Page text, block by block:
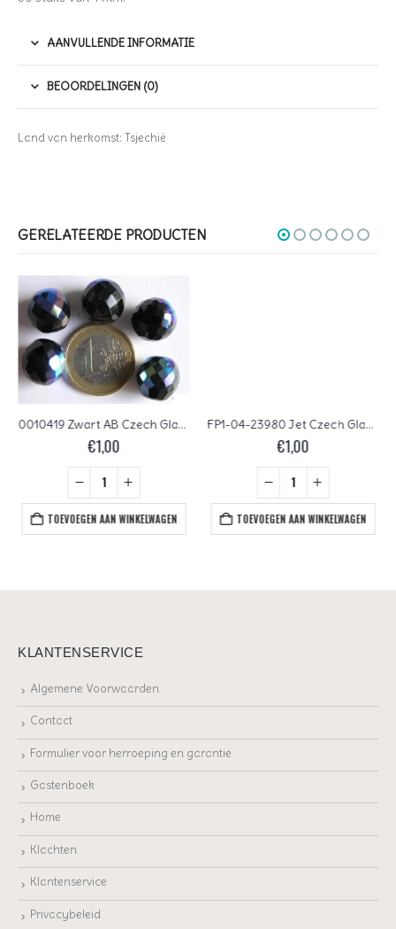
AANVULLENDE INFORMATIE
BEOORDELINGEN (0)
Land van herkomst: Tsjechië
GERELATEERDE PRODUCTEN
0010419 Zwart AB Czech Glass Facet Firepolish 14 mm 5 stuks
€1,00
TOEVOEGEN AAN WINKELWAGEN
FP1-04-23980 Jet Czech Glass Facet Firepolish 4mm 50 stuks
€1,00
TOEVOEGEN AAN WINKELWAGEN
KLANTENSERVICE
Algemene Voorwaarden
Contact
Formulier voor herroeping en garantie
Gastenboek
Home
Klachten
Klantenservice
Privacybeleid